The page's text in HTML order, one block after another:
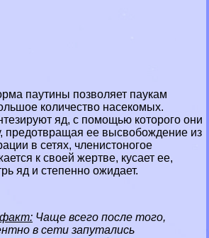
паутины позволяет паукам
количество насекомых.
яд, с помощью которого они
предотвращая ее высвобождение из
в сетях, члeнистоногое
к своей жертве, кусает ее,
яд и степенно ожидает.
Чаще всего после того,
в сети запутались